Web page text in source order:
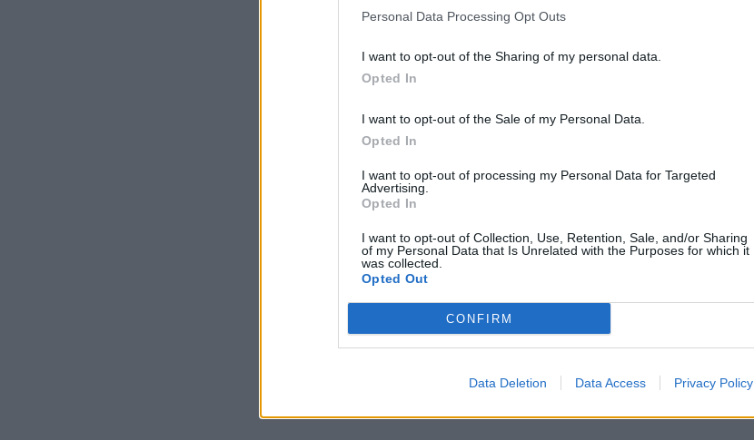
Personal Data Processing Opt Outs
I want to opt-out of the Sharing of my personal data.
Opted In
I want to opt-out of the Sale of my Personal Data.
Opted In
I want to opt-out of processing my Personal Data for Targeted
Advertising.
Opted In
I want to opt-out of Collection, Use, Retention, Sale, and/or Sharing
of my Personal Data that Is Unrelated with the Purposes for which it
was collected.
Opted Out
CONFIRM
Data Deletion Data Access Privacy Policy